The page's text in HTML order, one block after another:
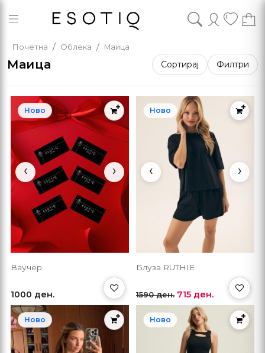
Почетна Облека Маица
Маица Сортирај Филтри
‹ ›
Ново
Ваучер
1000 ден.
‹ ›
Ново
Блуза RUTHIE
1590 ден. 715 ден.
Ново Ново